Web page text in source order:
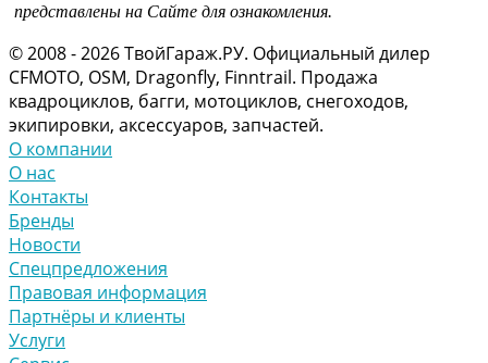
представлены на Сайте для ознакомления.
© 2008 - 2026 ТвойГараж.РУ. Официальный дилер
CFMOTO, OSM, Dragonfly, Finntrail. Продажа
квадроциклов, багги, мотоциклов, снегоходов,
экипировки, аксессуаров, запчастей.
О компании
О нас
Контакты
Бренды
Новости
Спецпредложения
Правовая информация
Партнёры и клиенты
Услуги